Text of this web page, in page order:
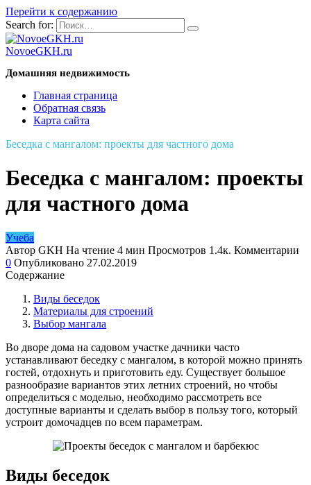
Перейти к содержанию
Search for:
NovoeGKH.ru
Домашняя недвижимость
Главная страница
Обратная связь
Карта сайта
Беседка с мангалом: проекты для частного дома
Беседка с мангалом: проекты
для частного дома
Учеба
Автор GKH На чтение 4 мин Просмотров 1.4к. Комментарии
0 Опубликовано 27.02.2019
Содержание
Виды беседок
Материалы для строений
Выбор мангала
Во дворе дома на садовом участке дачники часто
устанавливают беседку с мангалом, в которой можно принять
гостей, отдохнуть и приготовить еду. Существует большое
разнообразие вариантов этих летних строений, но чтобы
определиться с моделью, необходимо рассмотреть все
доступные варианты и сделать выбор в пользу того, который
устроит домочадцев по всем параметрам.
Виды беседок